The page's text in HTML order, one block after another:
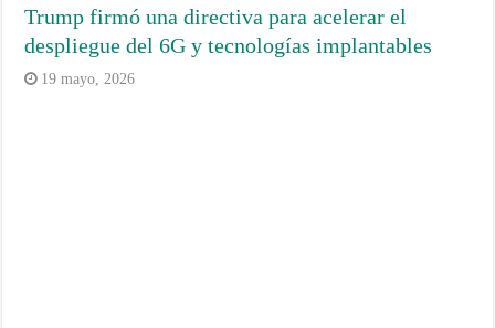
Trump firmó una directiva para acelerar el
despliegue del 6G y tecnologías implantables
19 mayo, 2026